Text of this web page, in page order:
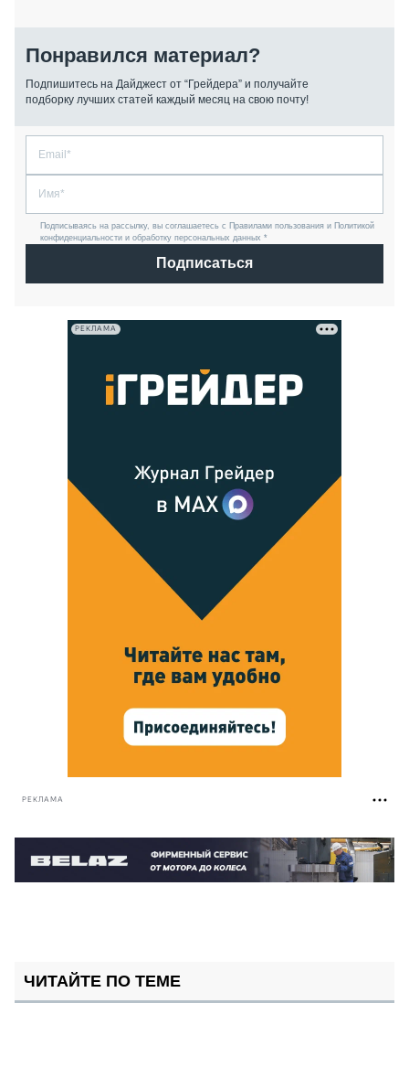
Понравился материал?
Подпишитесь на Дайджест от “Грейдера” и получайте
подборку лучших статей каждый месяц на свою почту!
Подписываясь на рассылку, вы соглашаетесь с Правилами пользования и Политикой
конфиденциальности и обработку персональных данных *
Подписаться
РЕКЛАМА
РЕКЛАМА
ЧИТАЙТЕ ПО ТЕМЕ